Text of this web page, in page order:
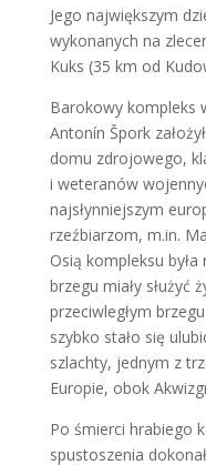
Jego największym
wykonanych na
Kuks (35 km od
Barokowy kompleks
Antonín Špork
domu zdrojowego,
i weteranów
najsłynniejszym
rzeźbiarzom, m.in.
Osią kompleksu
brzegu miały służyć
przeciwległym
szybko stało się
szlachty, jednym z
Europie, obok
Po śmierci hrabiego
spustoszenia